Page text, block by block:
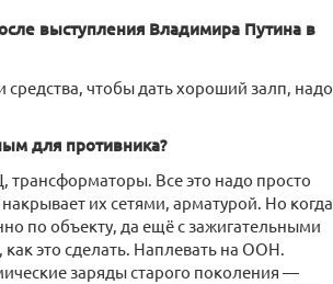
выступления Владимира Путина в
чтобы дать хороший залп, надо
для противника?
Все это надо просто
их сетями, арматурой. Но когда
по объекту, да ещё с зажигательными
это сделать. Наплевать на ООН.
заряды старого поколения —